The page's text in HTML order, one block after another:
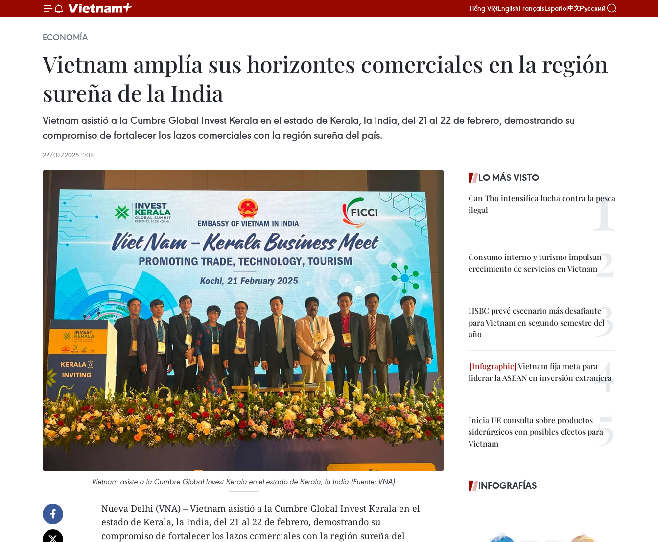
Tiếng ViệtEnglishFrançaisEspañol中文Русский
ECONOMÍA
Vietnam amplía sus horizontes comerciales en la región
sureña de la India
Vietnam asistió a la Cumbre Global Invest Kerala en el estado de Kerala, la India, del 21 al 22 de febrero, demostrando su
compromiso de fortalecer los lazos comerciales con la región sureña del país.
22/02/2025 11:08
Vietnam asiste a la Cumbre Global Invest Kerala en el estado de Kerala, la India (Fuente: VNA)
Nueva Delhi (VNA) – Vietnam asistió a la Cumbre Global Invest Kerala en el
estado de Kerala, la India, del 21 al 22 de febrero, demostrando su
compromiso de fortalecer los lazos comerciales con la región sureña del
LO MÁS VISTO
Can Tho intensifica lucha contra la pesca
ilegal
Consumo interno y turismo impulsan
crecimiento de servicios en Vietnam
HSBC prevé escenario más desafiante
para Vietnam en segundo semestre del
año
Vietnam fija meta para
liderar la ASEAN en inversión extranjera
Inicia UE consulta sobre productos
siderúrgicos con posibles efectos para
Vietnam
INFOGRAFÍAS